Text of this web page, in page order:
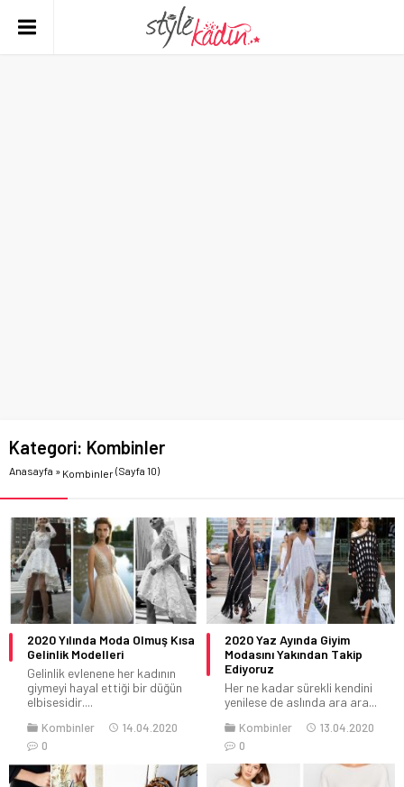
Kategori: Kombinler
Anasayfa » Kombinler(Sayfa 10)
2020 Yılında Moda Olmuş Kısa
Gelinlik Modelleri
Gelinlik evlenene her kadının
giymeyi hayal ettiği bir düğün
elbisesidir....
Kombinler
14.04.2020
0
2020 Yaz Ayında Giyim
Modasını Yakından Takip
Ediyoruz
Her ne kadar sürekli kendini
yenilese de aslında ara ara...
Kombinler
13.04.2020
0